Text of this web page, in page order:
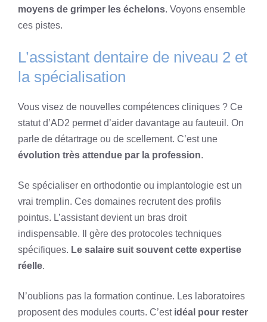
moyens de grimper les échelons. Voyons ensemble
ces pistes.
L’assistant dentaire de niveau 2 et
la spécialisation
Vous visez de nouvelles compétences cliniques ? Ce
statut d’AD2 permet d’aider davantage au fauteuil. On
parle de détartrage ou de scellement. C’est une
évolution très attendue par la profession.
Se spécialiser en orthodontie ou implantologie est un
vrai tremplin. Ces domaines recrutent des profils
pointus. L’assistant devient un bras droit
indispensable. Il gère des protocoles techniques
spécifiques. Le salaire suit souvent cette expertise
réelle.
N’oublions pas la formation continue. Les laboratoires
proposent des modules courts. C’est idéal pour rester